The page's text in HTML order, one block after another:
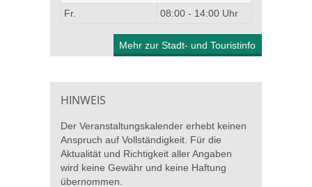
Fr.
08:00 - 14:00 Uhr
Mehr zur Stadt- und Touristinfo
HINWEIS
Der Veranstaltungskalender erhebt keinen
Anspruch auf Vollständigkeit. Für die
Aktualität und Richtigkeit aller Angaben
wird keine Gewähr und keine Haftung
übernommen.